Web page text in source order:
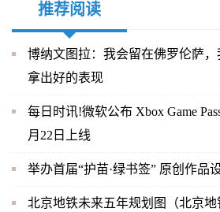
推荐阅读
博纳文图拉：我会留在佛罗伦萨
拿出好的表现
每日时讯!微软公布 Xbox Game
月22日上线
举办首届“护苗·
北京地铁未来五年规划图（北京地